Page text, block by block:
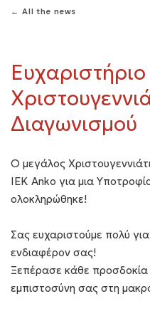
← All the news
Ευχαριστήριο
Διαγωνισμού
Ο μεγάλος
ΙΕΚ Anko για μια
ολοκληρώθηκε!
Σας ευχαριστούμε πολύ
ενδιαφέρον σας!
Ξεπέρασε κάθε προσδοκία
εμπιστοσύνη σας στη